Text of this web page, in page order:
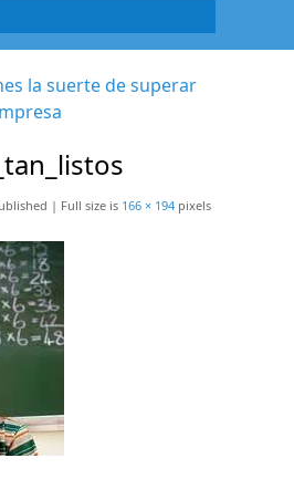
la suerte de superar
| Full size is 166 × 194 pixels